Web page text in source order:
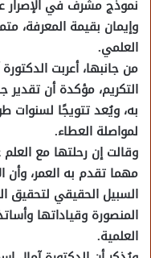
نموذج مشرف في الإصرار
وإيمان بقيمة المعرفة،
العلمي.
من جانبها، أعربت
التكريم، مؤكدة أن
به، ويُعد تتويجًا لسنوات
لمواصلة العطاء.
وقالت إن رحلتها مع
مهما تقدم به العمر، وأن
السبيل الحقيقي لتحقيق
المنصورة وقياداتها
العلمية.